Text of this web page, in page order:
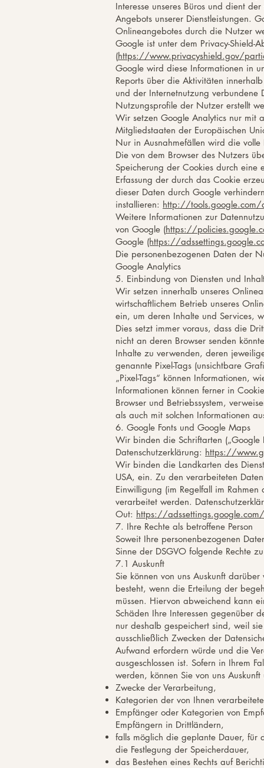
Interesse unseres Büros und dient
Angebots unserer Dienstleistungen.
Onlineangebotes durch die Nutzer
Google ist unter dem Privacy-Shield-
(https://www.privacyshield.gov/
Google wird diese Informationen in
Reports über die Aktivitäten
und der Internetnutzung verbundene
Nutzungsprofile der Nutzer erstellt
Wir setzen Google Analytics nur mit
Mitgliedstaaten der Europäischen
Nur in Ausnahmefällen wird die
Die von dem Browser des Nutzers
Speicherung der Cookies durch eine
Erfassung der durch das Cookie
dieser Daten durch Google
installieren: http://tools.google.com/
Weitere Informationen zur
von Google (https://
Google (https://
Die personenbezogenen Daten der
Google Analytics
5. Einbindung von Diensten und
Wir setzen innerhalb unseres
wirtschaftlichem Betrieb unseres
ein, um deren Inhalte und Services,
Dies setzt immer voraus, dass die
nicht an deren Browser senden
Inhalte zu verwenden, deren
genannte Pixel-Tags (unsichtbare
„Pixel-Tags“ können Informationen,
Informationen können ferner in
Browser und Betriebssystem,
als auch mit solchen Informationen
6. Google Fonts und Google Maps
Wir binden die Schriftarten („Google
Datenschutzerklärung: https://
Wir binden die Landkarten des
USA, ein. Zu den verarbeiteten
Einwilligung (im Regelfall im
verarbeitet werden.
Out: https://
7. Ihre Rechte als betroffene Person
Soweit Ihre personenbezogenen
Sinne der DSGVO folgende Rechte
7.1 Auskunft
Sie können von uns Auskunft
besteht, wenn die Erteilung der
müssen. Hiervon abweichend kann
Schäden Ihre Interessen gegenüber
nur deshalb gespeichert sind, weil
ausschließlich Zwecken der
Aufwand erfordern würde und die
ausgeschlossen ist. Sofern in Ihrem
werden, können Sie von uns
Zwecke der Verarbeitung,
Kategorien der von Ihnen
Empfänger oder Kategorien von
Empfängern in Drittländern,
falls möglich die geplante Dauer, für
die Festlegung der Speicherdauer,
das Bestehen eines Rechts auf